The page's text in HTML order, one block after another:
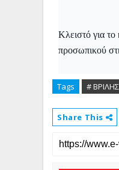
Κλειστό για
προσωπικού
Tags #
Share This